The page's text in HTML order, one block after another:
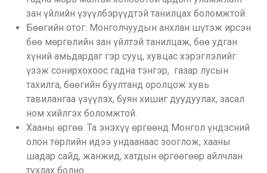
зан үйлийн үзүүлбэрүүдтэй танилцах боломжтой.
Бөөгийн отог: Монголчуудын анхлан шүтэж ирсэн
бөө мөргөлийн зан үйлтэй танилцаж, бөө удган
хүний амьдардаг гэр сууц, хувцас хэрэглэлийг
үзэж сонирхохоос гадна тэнгэр, газар лусын
тахилга, бөөгийн буултанд оролцож хувь
тавилангаа үзүүлэх, буян хишиг дуудуулах, засал
ном хийлгэх боломжтой.
Хааны өргөө: Та энэхүү өргөөнд Монгол үндэсний
олон төрлийн идээ ундаанаас зооглож, хааны
шадар сайд, жанжид, хатдын өргөөгөөр айлчлан
тухлах болно.